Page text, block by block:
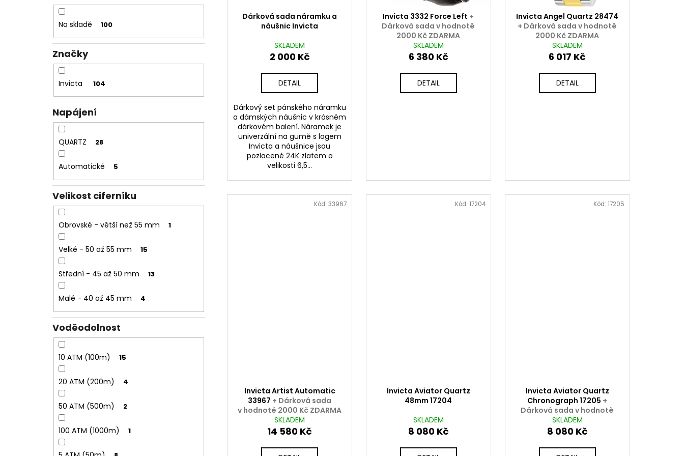
Na skladě 100
Značky
Invicta 104
Napájení
QUARTZ 28
Automatické 5
Velikost ciferníku
Obrovské - větší než 55 mm 1
Velké - 50 až 55 mm 15
Střední - 45 až 50 mm 13
Malé - 40 až 45 mm 4
Voděodolnost
10 ATM (100m) 15
20 ATM (200m) 4
50 ATM (500m) 2
100 ATM (1000m) 1
Dárková sada náramku a
náušnic Invicta
SKLADEM
2 000 Kč
DETAIL
Dárkový set pánského náramku
a dámských náušnic v krásném
dárkovém balení. Náramek je
univerzální na gumě s logem
Invicta a náušnice jsou
pozlacené 24K zlatem o
velikosti 6,5...
Invicta 3332 Force Left +
Dárková sada v hodnotě
2000 Kč ZDARMA
SKLADEM
6 380 Kč
DETAIL
Invicta Angel Quartz 28474
+ Dárková sada v hodnotě
2000 Kč ZDARMA
SKLADEM
6 017 Kč
DETAIL
Invicta Artist Automatic
33967 + Dárková sada
v hodnotě 2000 Kč ZDARMA
SKLADEM
14 580 Kč
Kód:33967
Invicta Aviator Quartz
48mm 17204
SKLADEM
8 080 Kč
Kód: 17204
Invicta Aviator Quartz
Chronograph 17205 +
Dárková sada v hodnotě
2000 Kč ZDARMA
SKLADEM
8 080 Kč
Kód: 17205